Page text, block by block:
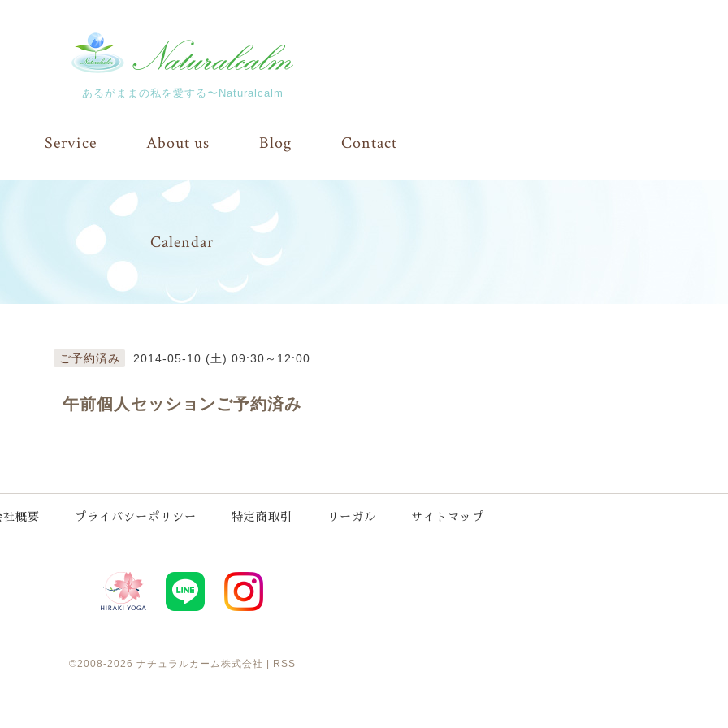
あるがままの私を愛する〜Naturalcalm
Service About us Blog Contact
Calendar
ご予約済み 2014-05-10 (土) 09:30～12:00
午前個人セッションご予約済み
社概要 プライバシーポリシー 特定商取引 リーガル サイトマップ
©2008-2026 ナチュラルカーム株式会社 | RSS